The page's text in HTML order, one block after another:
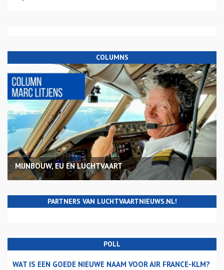
COLUMNS
MIJNBOUW, EU EN LUCHTVAART
PARTNERS VAN LUCHTVAARTNIEUWS.NL!
POLL
WAT IS EEN GOEDE NIEUWE NAAM VOOR AIR FRANCE-KLM?